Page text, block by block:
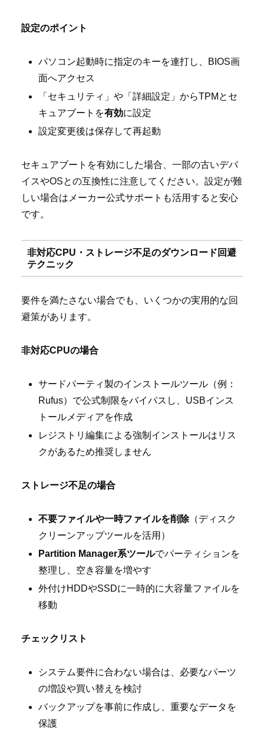
設定のポイント
パソコン起動時に指定のキーを連打し、BIOS画
面へアクセス
「セキュリティ」や「詳細設定」からTPMとセ
キュアブートを有効に設定
設定変更後は保存して再起動
セキュアブートを有効にした場合、一部の古いデバ
イスやOSとの互換性に注意してください。設定が難
しい場合はメーカー公式サポートも活用すると安心
です。
非対応CPU・ストレージ不足のダウンロード回避
テクニック
要件を満たさない場合でも、いくつかの実用的な回
避策があります。
非対応CPUの場合
サードパーティ製のインストールツール（例：
Rufus）で公式制限をバイパスし、USBインス
トールメディアを作成
レジストリ編集による強制インストールはリス
クがあるため推奨しません
ストレージ不足の場合
不要ファイルや一時ファイルを削除（ディスク
クリーンアップツールを活用）
Partition Manager系ツールでパーティションを
整理し、空き容量を増やす
外付けHDDやSSDに一時的に大容量ファイルを
移動
チェックリスト
システム要件に合わない場合は、必要なパーツ
の増設や買い替えを検討
バックアップを事前に作成し、重要なデータを
保護